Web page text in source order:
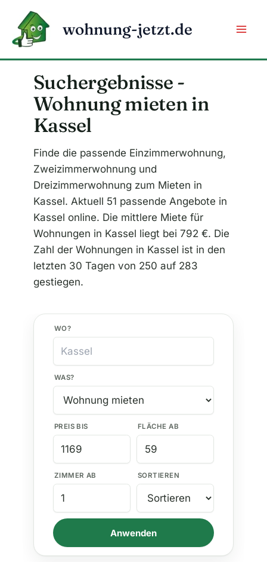
Inhalt
springen
wohnung-jetzt.de
Suchergebnisse -
Wohnung mieten in
Kassel
Finde die passende Einzimmerwohnung,
Zweizimmerwohnung und
Dreizimmerwohnung zum Mieten in
Kassel. Aktuell 51 passende Angebote in
Kassel online. Die mittlere Miete für
Wohnungen in Kassel liegt bei 792 €. Die
Zahl der Wohnungen in Kassel ist in den
letzten 30 Tagen von 250 auf 283
gestiegen.
WO?
WAS?
PREIS BIS FLÄCHE AB
ZIMMER AB SORTIEREN
Anwenden